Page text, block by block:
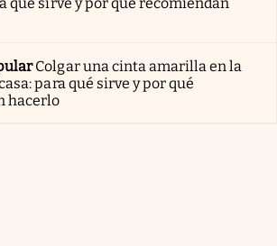
Colgar una cinta amarilla en la
para qué sirve y por qué
hacerlo